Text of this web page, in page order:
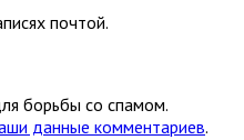
почтой.
борьбы со спамом.
данные комментариев.